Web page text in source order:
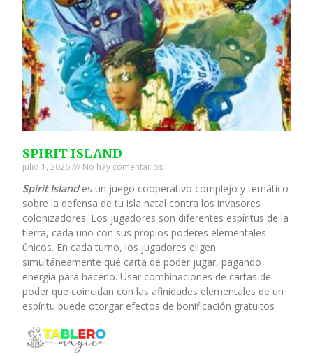
SPIRIT ISLAND
julio 1, 2026 No hay comentarios
Spirit Islandes un juego cooperativo complejo y temático
sobre la defensa de tu isla natal contra los invasores
colonizadores. Los jugadores son diferentes espíritus de la
tierra, cada uno con sus propios poderes elementales
únicos. En cada turno, los jugadores eligen
simultáneamente qué carta de poder jugar, pagando
energía para hacerlo. Usar combinaciones de cartas de
poder que coincidan con las afinidades elementales de un
espíritu puede otorgar efectos de bonificación gratuitos